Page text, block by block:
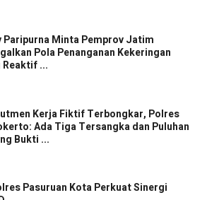
Paripurna Minta Pemprov Jatim
Pola Penanganan Kekeringan
Reaktif ...
Kerja Fiktif Terbongkar, Polres
Ada Tiga Tersangka dan Puluhan
Bukti ...
Pasuruan Kota Perkuat Sinergi